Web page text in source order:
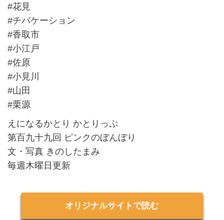
#花見
#チバケーション
#香取市
#小江戸
#佐原
#小見川
#山田
#栗源
えになるかとり かとりっぷ
第百九十九回 ピンクのぼんぼり
文・写真 きのしたまみ
毎週木曜日更新
オリジナルサイトで読む